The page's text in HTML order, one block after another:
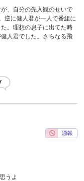
、自分の先入観のせいで
逆に健人君が一人で番組に
。理想の息子に出てた時
人君でした。さらなる飛
うよ